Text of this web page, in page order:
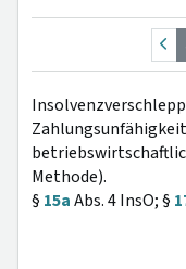
Methode).
§ 15aAbs. 4 InsO; §